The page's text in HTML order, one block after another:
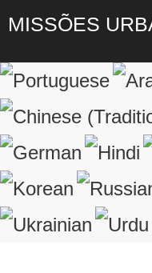
MISSÕES